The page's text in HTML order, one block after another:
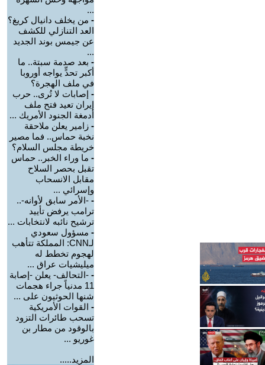
...
- من يخلف دانيال كريغ؟
العد التنازلي للكشف
عن جيمس بوند الجديد
...
- بعد صدمة سبتة.. ما
أكبر تحدٍّ يواجه أوروبا
في ملف الهجرة؟
- إصابات لا تُرى.. حرب
إيران تعيد فتح ملف
أدمغة الجنود الأمريك ...
- زامير يعلن ملاحقة
نخبة حماس.. فما مصير
خريطة مجلس السلام؟
- ما وراء الخبر.. حماس
تقبل بحصر السلاح
مقابل الانسحاب
وإسرائي ...
- -الأمر سابق لأوانه-..
ترامب يرفض تأييد
ترشيح نائبه لانتخابات ...
- مسؤول سعودي
لـCNN: المملكة تتأهب
لهجوم تخطط له
ميليشيات عراق ...
- -التحالف- يعلن -إصابة
11 مدنياً جراء هجمات
شنها الحوثيون على ...
- القوات الأمريكية
تسحب طائرات التزود
بالوقود من مطار بن
غوريو ...
المزيد.....